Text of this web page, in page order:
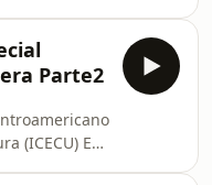
no entre
donde
5. ¿A
Parte2
En